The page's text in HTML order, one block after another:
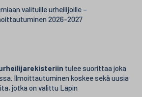
tulee suorittaa joka
Ilmoittautuminen koskee sekä uusia
jotka on valittu Lapin